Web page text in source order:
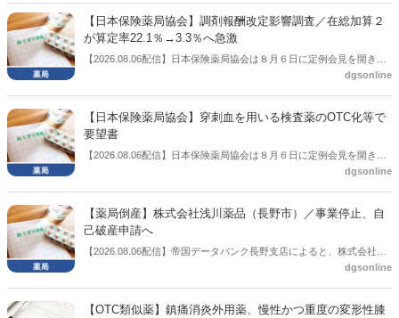
【日本保険薬局協会】調剤報酬改定影響調査／在総加算２
が算定率22.1％→3.3％へ急激
【2026.08.06配信】日本保険薬局協会は８月６日に定例会見を開き、
「令和８年度調剤報酬改定に係る保険薬局への影響」の調査結果を公
3.3％へ大きく低下した。
dgsonline
【日本保険薬局協会】穿刺血を用いる検査薬のOTC化等で
要望書
【2026.08.06配信】日本保険薬局協会は８月６日に定例会見を開き、
「穿刺血を用いる検査薬のOTC化等に関する要望書」を厚生労働省 医
dgsonline
【薬局倒産】株式会社浅川薬品（長野市）／事業停止、自
己破産申請へ
【2026.08.06配信】帝国データバンク長野支店によると、株式会社浅
川薬品（長野市）は7月31日に事業を停止し、自己破産申請の準備に
dgsonline
【OTC類似薬】鎮痛消炎外用薬、慢性かつ重度の変形性膝